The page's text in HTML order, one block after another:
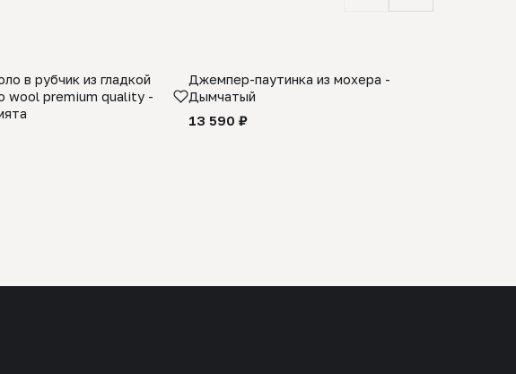
в рубчик из гладкой
wool premium quality -
Джемпер-паутинка из мохера -
Дымчатый
13 590 ₽